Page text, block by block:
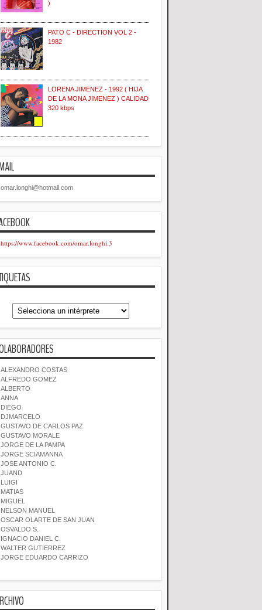
)
PATO C - DIRECTION VOL 2 -
1982
LORENA JIMENEZ - 1992 ( HIJA
DE LA MONA JIMENEZ ) CALIDAD
320 kbps
omar.longhi@hotmail.com
https://www.facebook.com/omar.longhi.3
ALEXANDRO COSTAS
ALFREDO GOMEZ
ALBERTO
ANNA
DIEGO
DJMARCELO
GUSTAVO DE CARLOS PAZ
GUSTAVO MORALE
JORGE DE LA PAMPA
JORGE SCIAMANNA
JOSE ANTONIO C.
JUAND
LUIGI
MATIAS
MIGUEL
NELSON MANUEL
OSCAR OLARTE DE SAN JUAN
OSVALDO S.
IGNACIO DANIEL C.
WALTER GUTIERREZ
JORGE EDUARDO CARRIZO